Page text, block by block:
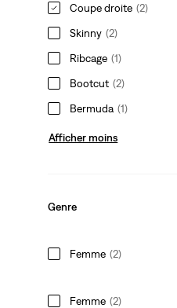
Coupe droite (2)
Skinny (2)
Ribcage (1)
Bootcut (2)
Bermuda (1)
Afficher moins
Genre
Femme (2)
Femme (2)